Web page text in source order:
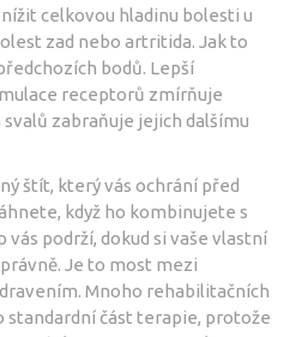
celkovou hladinu bolesti u
zad nebo artritida. Jak to
bodů. Lepší
receptorů zmírňuje
zabraňuje jejich dalšímu
štít, který vás ochrání před
když ho kombinujete s
podrží, dokud si vaše vlastní
Je to most mezi
Mnoho rehabilitačních
standardní část terapie, protože